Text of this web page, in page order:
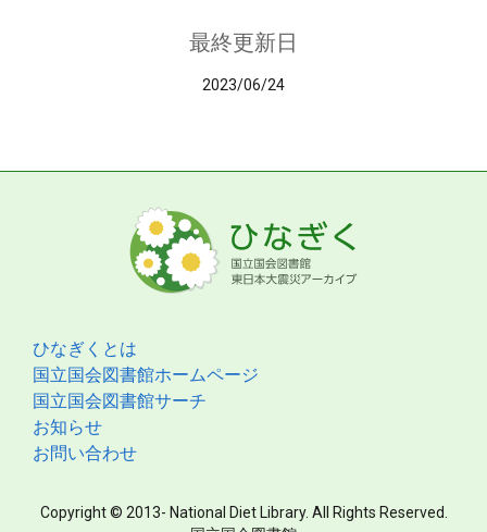
最終更新日
2023/06/24
ひなぎくとは
国立国会図書館ホームページ
国立国会図書館サーチ
お知らせ
お問い合わせ
Copyright © 2013- National Diet Library. All Rights Reserved.